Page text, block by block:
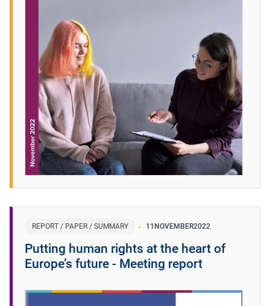
REPORT / PAPER / SUMMARY 11 NOVEMBER2022
Putting human rights at the heart of
Europe’s future - Meeting report